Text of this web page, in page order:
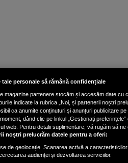
tale personale să rămână confidențiale
magazine partenere stocăm și accesăm date cu
indicate la rubrica „Noi, și partenerii noștri
ca anumite conținuturi și anunțuri publicitare
dând clic pe linkul „Gestionați
web. Pentru detalii suplimentare, vă rugăm să
noștri prelucrăm datele pentru a oferi:
de geolocație. Scanarea activă a
audienței și dezvoltarea serviciilor.